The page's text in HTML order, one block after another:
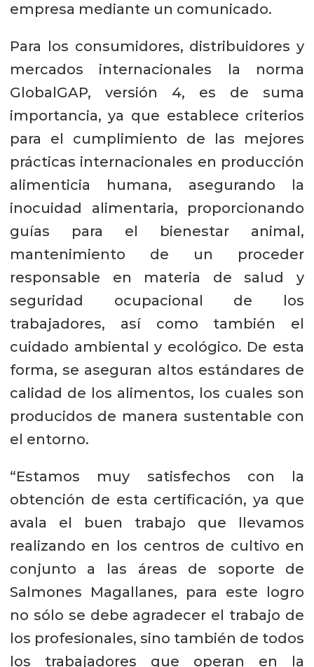
empresa mediante un comunicado.
Para los consumidores, distribuidores y
mercados internacionales la norma
GlobalGAP, versión 4, es de suma
importancia, ya que establece criterios
para el cumplimiento de las mejores
prácticas internacionales en producción
alimenticia humana, asegurando la
inocuidad alimentaria, proporcionando
guías para el bienestar animal,
mantenimiento de un proceder
responsable en materia de salud y
seguridad ocupacional de los
trabajadores, así como también el
cuidado ambiental y ecológico. De esta
forma, se aseguran altos estándares de
calidad de los alimentos, los cuales son
producidos de manera sustentable con
el entorno.
“Estamos muy satisfechos con la
obtención de esta certificación, ya que
avala el buen trabajo que llevamos
realizando en los centros de cultivo en
conjunto a las áreas de soporte de
Salmones Magallanes, para este logro
no sólo se debe agradecer el trabajo de
los profesionales, sino también de todos
los trabajadores que operan en la